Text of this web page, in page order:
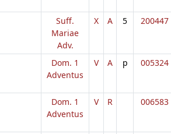
Suff.
Mariae
Adv.
X A 5 200447
Dom. 1
Adventus
V A p 005324
Dom. 1
Adventus
V R 006583